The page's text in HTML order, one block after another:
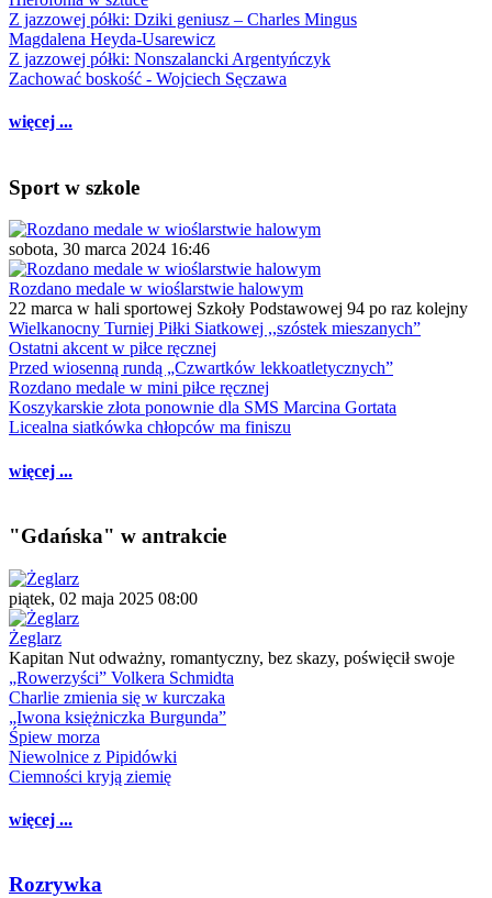
Z jazzowej półki: Dziki geniusz – Charles Mingus
Magdalena Heyda-Usarewicz
Z jazzowej półki: Nonszalancki Argentyńczyk
Zachować boskość - Wojciech Sęczawa
więcej ...
Sport w szkole
sobota, 30 marca 2024 16:46
Rozdano medale w wioślarstwie halowym
22 marca w hali sportowej Szkoły Podstawowej 94 po raz kolejny
Wielkanocny Turniej Piłki Siatkowej ,,szóstek mieszanych”
Ostatni akcent w piłce ręcznej
Przed wiosenną rundą „Czwartków lekkoatletycznych”
Rozdano medale w mini piłce ręcznej
Koszykarskie złota ponownie dla SMS Marcina Gortata
Licealna siatkówka chłopców ma finiszu
więcej ...
"Gdańska" w antrakcie
piątek, 02 maja 2025 08:00
Żeglarz
Kapitan Nut odważny, romantyczny, bez skazy, poświęcił swoje
„Rowerzyści” Volkera Schmidta
Charlie zmienia się w kurczaka
„Iwona księżniczka Burgunda”
Śpiew morza
Niewolnice z Pipidówki
Ciemności kryją ziemię
więcej ...
Rozrywka